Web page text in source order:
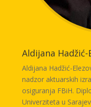
provode unutar
Posjeduje i
Aldijana Hadžić-
Aldijana Hadžić-
nadzor aktuarskih
osiguranja FBiH.
Univerziteta u